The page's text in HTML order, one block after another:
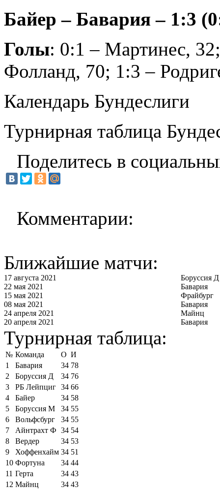
Байер – Бавария – 1:3
Голы: 0:1 – Мартинес,
Фолланд, 70; 1:3 –
Календарь Бундеслиги
Турнирная таблица
Поделитесь в
Комментарии:
Ближайшие матчи:
17 августа 2021
Боруссия Д
22 мая 2021
Бавария
15 мая 2021
Фрайбург
08 мая 2021
Бавария
24 апреля 2021
Майнц
20 апреля 2021
Бавария
Турнирная таблица:
№ Команда О И
1
Бавария 34 78
2
Боруссия Д 34 76
3
РБ Лейпциг 34 66
4
Байер 34 58
5
Боруссия М 34 55
6
Вольфсбург 34 55
7
Айнтрахт Ф 34 54
8
Вердер 34 53
9
Хоффенхайм 34 51
10 Фортуна 34 44
11 Герта 34 43
12 Майнц 34 43